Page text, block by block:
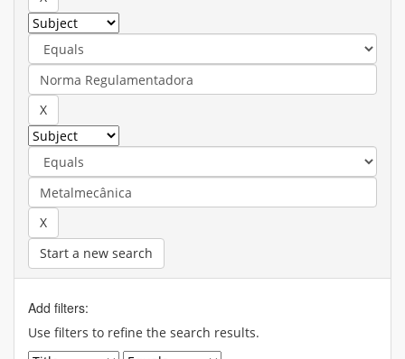
Start a new search
Add filters:
Use filters to refine the search results.